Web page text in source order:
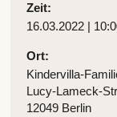
Zeit:
16.03.2022 |
Ort:
Kindervilla-
Lucy-Lameck-
12049 Berlin